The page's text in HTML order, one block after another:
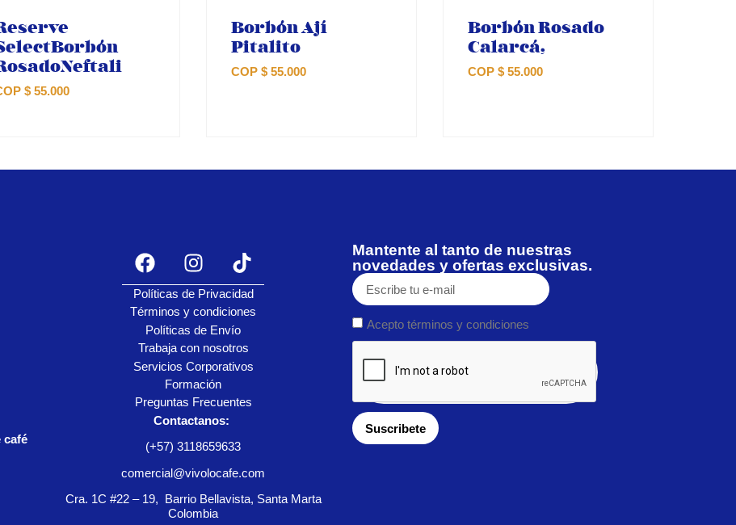
$ 55.000
Borbón Ají
Pitalito
COP $ 55.000
Borbón Rosado
Calarcá,
COP $ 55.000
Mantente al tanto de nuestras
novedades y ofertas exclusivas.
Acepto términos y condiciones
Suscribete
Políticas de Privacidad
Términos y condiciones
Políticas de Envío
Trabaja con nosotros
Servicios Corporativos
Formación
Preguntas Frecuentes
Contactanos:
(+57) 3118659633
comercial@vivolocafe.com
Cra. 1C #22 – 19, Barrio Bellavista, Santa Marta
Colombia
café